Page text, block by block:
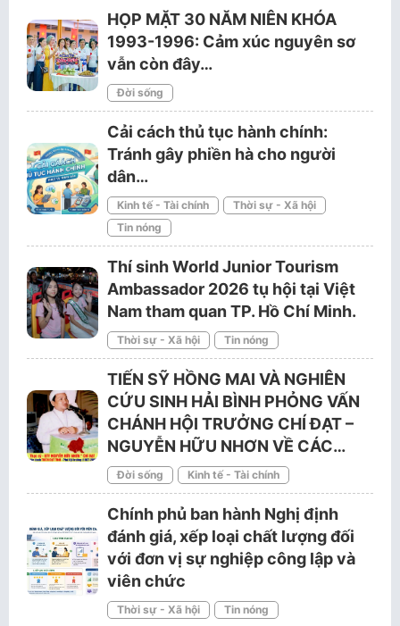
HỌP MẶT 30 NĂM NIÊN KHÓA
1993-1996: Cảm xúc nguyên sơ
vẫn còn đây…
Đời sống
Cải cách thủ tục hành chính:
Tránh gây phiền hà cho người
dân…
Kinh tế - Tài chính
Thời sự - Xã hội
Tin nóng
Thí sinh World Junior Tourism
Ambassador 2026 tụ hội tại Việt
Nam tham quan TP. Hồ Chí Minh.
Thời sự - Xã hội Tin nóng
TIẾN SỸ HỒNG MAI VÀ NGHIÊN
CỨU SINH HẢI BÌNH PHỎNG VẤN
CHÁNH HỘI TRƯỞNG CHÍ ĐẠT –
NGUYỄN HỮU NHƠN VỀ CÁC…
Đời sống Kinh tế - Tài chính
Chính phủ ban hành Nghị định
đánh giá, xếp loại chất lượng đối
với đơn vị sự nghiệp công lập và
viên chức
Thời sự - Xã hội Tin nóng